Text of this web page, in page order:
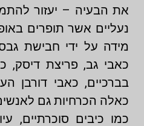
את הבעיה – יעזור
נעליים אשר תופרים
מידה על ידי חבישת
כאבי גב, פריצת דיסק,
בברכיים, כאבי דורבן
כאלה הכרחיות גם
כמו כיבים סוכרתיים,